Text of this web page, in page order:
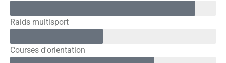
Raids multisport
Courses d'orientation